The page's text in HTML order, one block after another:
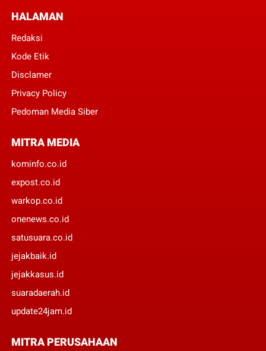
HALAMAN
Redaksi
Kode Etik
Disclamer
Privacy Policy
Pedoman Media Siber
MITRA MEDIA
kominfo.co.id
expost.co.id
warkop.co.id
onenews.co.id
satusuara.co.id
jejakbaik.id
jejakkasus.id
suaradaerah.id
update24jam.id
MITRA PERUSAHAAN